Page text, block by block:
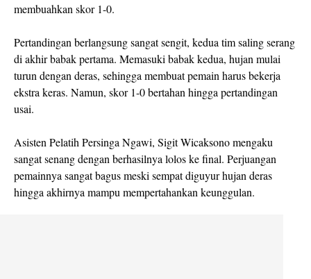
membuahkan skor 1-0.
Pertandingan berlangsung sangat sengit, kedua tim saling serang
di akhir babak pertama. Memasuki babak kedua, hujan mulai
turun dengan deras, sehingga membuat pemain harus bekerja
ekstra keras. Namun, skor 1-0 bertahan hingga pertandingan
usai.
Asisten Pelatih Persinga Ngawi, Sigit Wicaksono mengaku
sangat senang dengan berhasilnya lolos ke final. Perjuangan
pemainnya sangat bagus meski sempat diguyur hujan deras
hingga akhirnya mampu mempertahankan keunggulan.